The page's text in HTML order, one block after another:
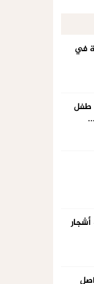
في
اليونيسف: استشهاد 300 طفل
إزالة أشجار